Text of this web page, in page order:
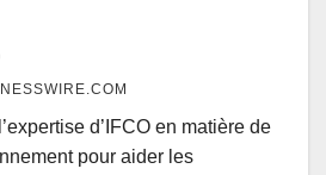
d’IFCO en matière de
pour aider les